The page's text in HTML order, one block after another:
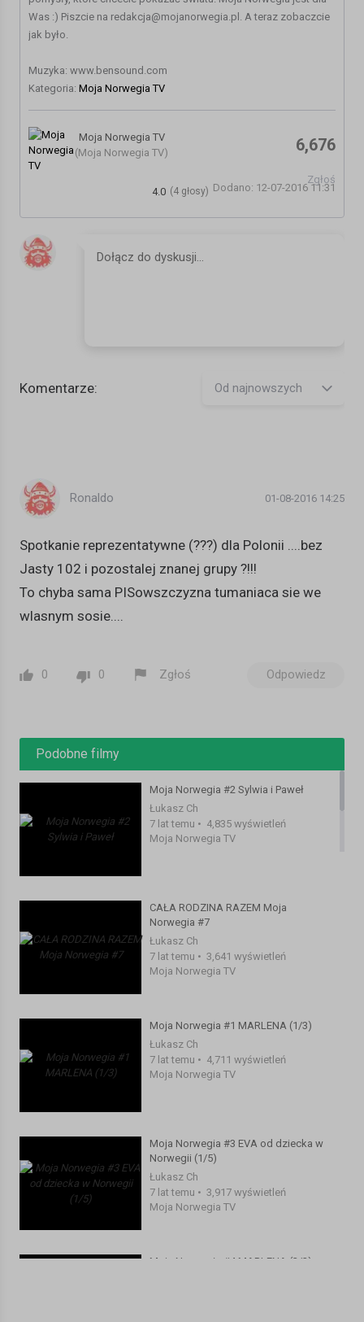
Was :) Piszcie na redakcja@mojanorwegia.pl. A teraz zobaczcie
jak było.
Muzyka: www.bensound.com
Kategoria: Moja Norwegia TV
Moja Norwegia TV
(Moja Norwegia TV)
6,676
Zgłoś
Dodano: 12-07-2016 11:31
(4 głosy)
4.0
Komentarze: Od najnowszych
Ronaldo 01-08-2016 14:25
Spotkanie reprezentatywne (???) dla Polonii ....bez
Jasty 102 i pozostalej znanej grupy ?!!!
To chyba sama PISowszczyzna tumaniaca sie we
wlasnym sosie....
0 0 Zgłoś Odpowiedz
Podobne filmy
Moja Norwegia #2 Sylwia i Paweł
Łukasz Ch
7 lat temu • 4,835 wyświetleń
Moja Norwegia TV
CAŁA RODZINA RAZEM Moja
Norwegia #7
Łukasz Ch
7 lat temu • 3,641 wyświetleń
Moja Norwegia TV
Moja Norwegia #1 MARLENA (1/3)
Łukasz Ch
7 lat temu • 4,711 wyświetleń
Moja Norwegia TV
Moja Norwegia #3 EVA od dziecka w
Norwegii (1/5)
Łukasz Ch
7 lat temu • 3,917 wyświetleń
Moja Norwegia TV
Moja Norwegia #4 MARLENA (2/2)